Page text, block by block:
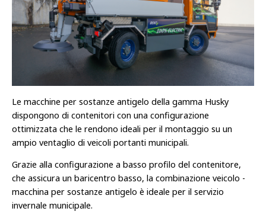
Le macchine per sostanze antigelo della gamma Husky
dispongono di contenitori con una configurazione
ottimizzata che le rendono ideali per il montaggio su un
ampio ventaglio di veicoli portanti municipali.
Grazie alla configurazione a basso profilo del contenitore,
che assicura un baricentro basso, la combinazione veicolo -
macchina per sostanze antigelo è ideale per il servizio
invernale municipale.